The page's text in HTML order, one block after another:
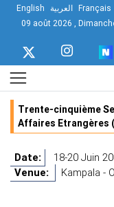
English العربية Français
09 août 2026 ,
Trente-cinquième
Affaires Etrangères
Date:
18-20 Juin
Venue:
Kampala -